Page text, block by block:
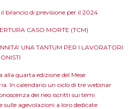
bilancio di previsione per il 2024
CASO MORTE (TCM)
UNA TANTUM PER I LAVORATORI
alla quarta edizione del Mese
In calendario un ciclo di tre webinar
dei neo iscritti sui temi
sulle agevolazioni a loro dedicate